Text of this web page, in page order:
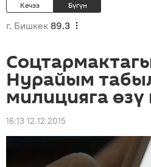
Кечээ Бүгүн
г. Бишкек 89.3
Нурайым
милицияга өзү
16:13 12.12.2015